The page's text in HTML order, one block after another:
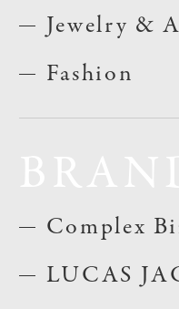
Jewelry &
Fashion
Complex
LUCAS